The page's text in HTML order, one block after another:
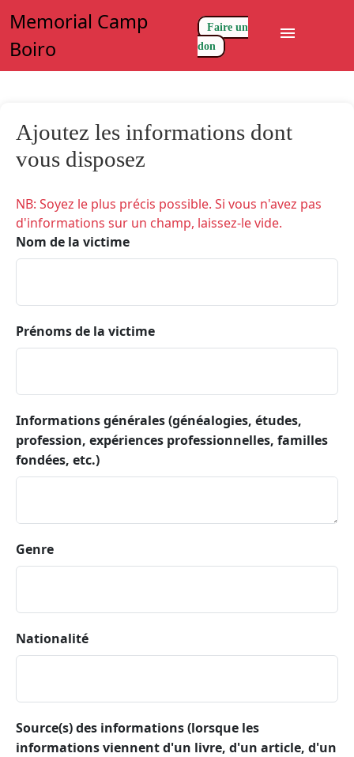
Memorial Camp
Boiro
Faire un
don
menu
Ajoutez les informations dont
vous disposez
NB: Soyez le plus précis possible. Si vous n'avez pas
d'informations sur un champ, laissez-le vide.
Nom de la victime
Prénoms de la victime
Informations générales (généalogies, études,
profession, expériences professionnelles, familles
fondées, etc.)
Genre
Nationalité
Source(s) des informations (lorsque les
informations viennent d'un livre, d'un article, d'un